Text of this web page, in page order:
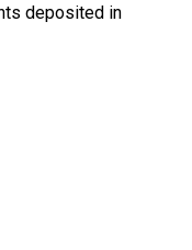
deposited in